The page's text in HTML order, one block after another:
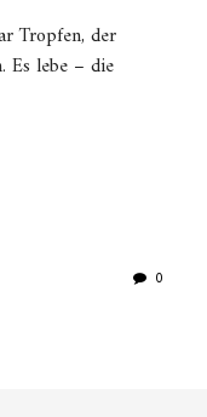
Tropfen, der
Es lebe – die
0